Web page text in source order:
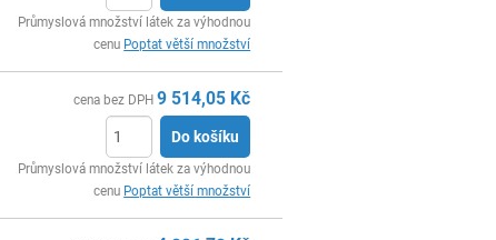
Průmyslová množství látek za výhodnou
cenu Poptat větší množství
cena bez DPH 9 514,05 Kč
Do košíku
Průmyslová množství látek za výhodnou
cenu Poptat větší množství